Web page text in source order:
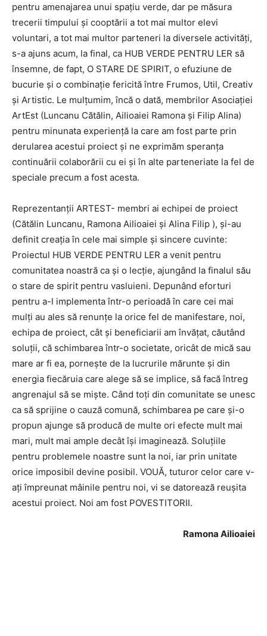
pentru amenajarea unui spaţiu verde, dar pe măsura
trecerii timpului şi cooptării a tot mai multor elevi
voluntari, a tot mai multor parteneri la diversele activităţi,
s-a ajuns acum, la final, ca HUB VERDE PENTRU LER să
însemne, de fapt, O STARE DE SPIRIT, o efuziune de
bucurie şi o combinaţie fericită între Frumos, Util, Creativ
şi Artistic. Le mulţumim, încă o dată, membrilor Asociației
ArtEst (Luncanu Cătălin, Ailioaiei Ramona și Filip Alina)
pentru minunata experienţă la care am fost parte prin
derularea acestui proiect şi ne exprimăm speranţa
continuării colaborării cu ei şi în alte parteneriate la fel de
speciale precum a fost acesta.
Reprezentanţii ARTEST- membri ai echipei de proiect
(Cătălin Luncanu, Ramona Ailioaiei şi Alina Filip ), şi-au
definit creaţia în cele mai simple şi sincere cuvinte:
Proiectul HUB VERDE PENTRU LER a venit pentru
comunitatea noastră ca şi o lecţie, ajungând la finalul său
o stare de spirit pentru vasluieni. Depunând eforturi
pentru a-l implementa într-o perioadă în care cei mai
mulţi au ales să renunţe la orice fel de manifestare, noi,
echipa de proiect, cât şi beneficiarii am învăţat, căutând
soluţii, că schimbarea într-o societate, oricât de mică sau
mare ar fi ea, pornește de la lucrurile mărunte și din
energia fiecăruia care alege să se implice, să facă întreg
angrenajul să se miște. Când toți din comunitate se unesc
ca să sprijine o cauză comună, schimbarea pe care și-o
propun ajunge să producă de multe ori efecte mult mai
mari, mult mai ample decât își imaginează. Soluţiile
pentru problemele noastre sunt la noi, iar prin unitate
orice imposibil devine posibil. VOUĂ, tuturor celor care v-
aţi împreunat mâinile pentru noi, vi se datorează reuşita
acestui proiect. Noi am fost POVESTITORII.
Ramona Ailioaiei